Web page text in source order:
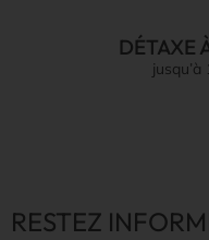
DÉTAXE
jusqu’à
RESTEZ